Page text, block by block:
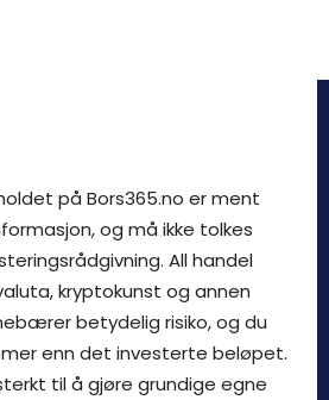
på Bors365.no er ment
og må ikke tolkes
All handel
kryptokunst og annen
betydelig risiko, og du
enn det investerte beløpet.
til å gjøre grundige egne